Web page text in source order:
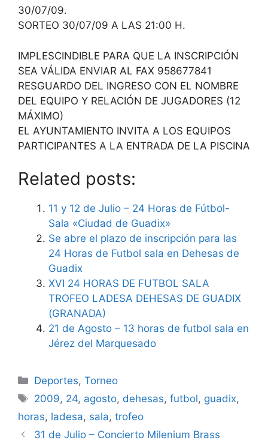
30/07/09.
SORTEO 30/07/09 A LAS 21:00 H.
IMPLESCINDIBLE PARA QUE LA INSCRIPCIÓN
SEA VÁLIDA ENVIAR AL FAX 958677841
RESGUARDO DEL INGRESO CON EL NOMBRE
DEL EQUIPO Y RELACIÓN DE JUGADORES (12
MÁXIMO)
EL AYUNTAMIENTO INVITA A LOS EQUIPOS
PARTICIPANTES A LA ENTRADA DE LA PISCINA
Related posts:
11 y 12 de Julio – 24 Horas de Fútbol-
Sala «Ciudad de Guadix»
Se abre el plazo de inscripción para las
24 Horas de Futbol sala en Dehesas de
Guadix
XVI 24 HORAS DE FUTBOL SALA
TROFEO LADESA DEHESAS DE GUADIX
(GRANADA)
21 de Agosto – 13 horas de futbol sala en
Jérez del Marquesado
Categorías
Deportes,Torneo
Etiquetas
2009, 24, agosto, dehesas,futbol, guadix,
horas, ladesa, sala, trofeo
31 de Julio – Concierto Milenium Brass